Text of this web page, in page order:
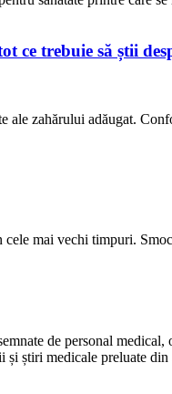
ce trebuie să știi
ale zahărului adăugat.
cele mai vechi timpuri.
de personal
știri medicale preluate din